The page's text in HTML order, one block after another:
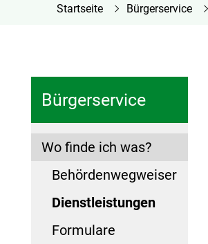
Startseite Bürgerservice
Bürgerservice
Wo finde ich was?
Behördenwegweiser
Dienstleistungen
Formulare